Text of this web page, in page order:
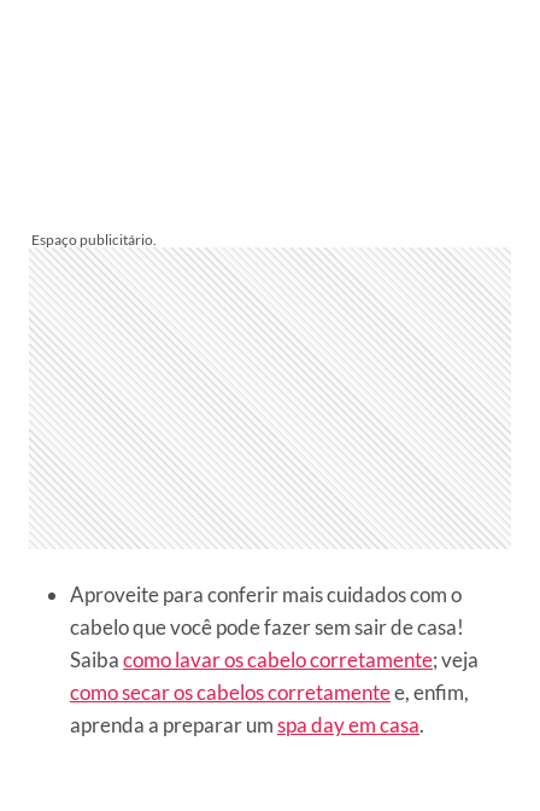
Aproveite para conferir mais cuidados com o
cabelo que você pode fazer sem sair de casa!
Saibacomo lavar os cabelo corretamente; veja
como secar os cabelos corretamentee, enfim,
aprenda a preparar umspa day em casa.